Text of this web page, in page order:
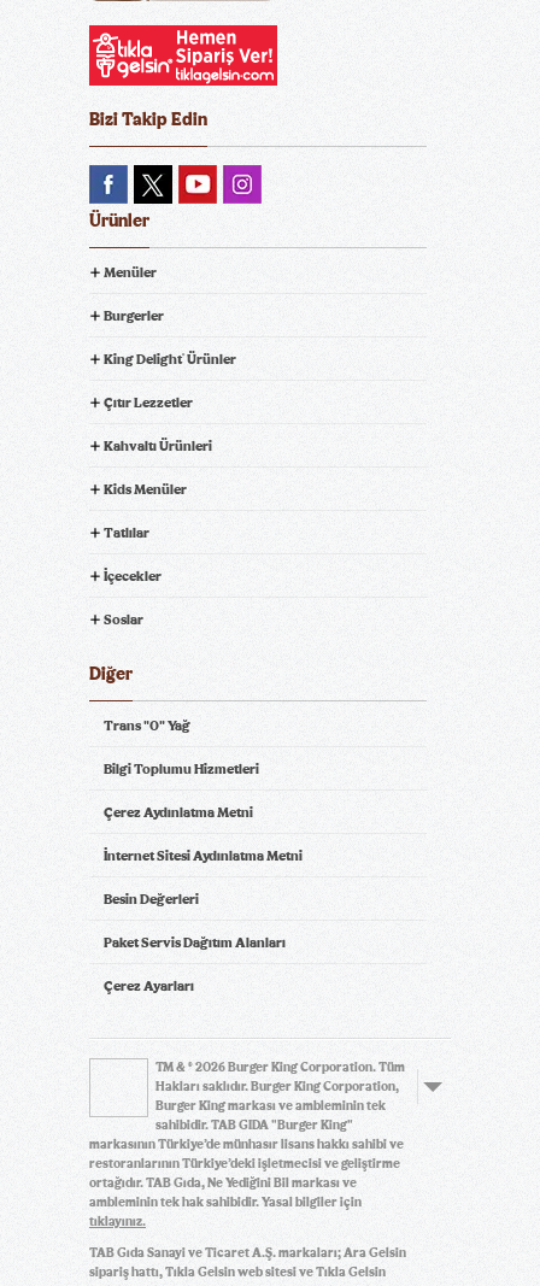
Bizi Takip Edin
Ürünler
Menüler
Burgerler
King Delight® Ürünler
Çıtır Lezzetler
Kahvaltı Ürünleri
Kids Menüler
Tatlılar
İçecekler
Soslar
Diğer
Trans "0" Yağ
Bilgi Toplumu Hizmetleri
Çerez Aydınlatma Metni
İnternet Sitesi Aydınlatma Metni
Besin Değerleri
Paket Servis Dağıtım Alanları
Çerez Ayarları
TM & © 2026 Burger King Corporation. Tüm
Hakları saklıdır. Burger King Corporation,
Burger King markası ve ambleminin tek
sahibidir. TAB GIDA "Burger King"
markasının Türkiye’de münhasır lisans hakkı sahibi ve
restoranlarının Türkiye’deki işletmecisi ve geliştirme
ortağıdır. TAB Gıda, Ne Yediğini Bil markası ve
ambleminin tek hak sahibidir. Yasal bilgiler için
tıklayınız.
TAB Gıda Sanayi ve Ticaret A.Ş. markaları; Ara Gelsin
sipariş hattı, Tıkla Gelsin web sitesi ve Tıkla Gelsin